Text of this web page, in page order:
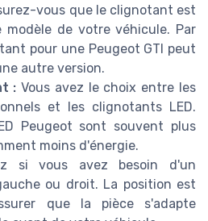
vous que le clignotant est
modèle de votre véhicule. Par
pour une Peugeot GTI peut
autre version.
: Vous avez le choix entre les
et les clignotants LED.
Peugeot sont souvent plus
moins d'énergie.
si vous avez besoin d'un
ou droit. La position est
que la pièce s'adapte